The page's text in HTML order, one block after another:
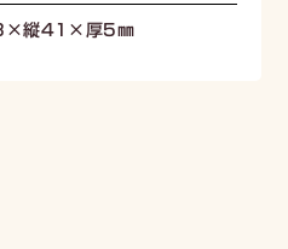
縦41×厚5㎜